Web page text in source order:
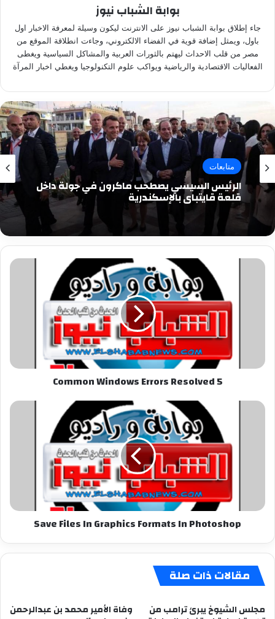
بوابة الشباب نيوز
جاء إطلاق بوابة الشباب نيوز على الانترنت ليكون وسيلة لمعرفة الاخبار اول
باول، ويمثل إضافة قوية في الفضاء الالكتروني، وجاءت انطلاقة الموقع من
مصر من قلب الاحداث ليهتم بالثورات العربية والمشاكل السياسية ويغطى
الفعاليات الاقتصادية والرياضية ويواكب علوم التكنولوجيا ويغطي اخبار المرآة
متابعات
الرئيس السيسي يصطحب ماكرون في جولة داخل
قلعة قايتباي بالإسكندرية
5
5 Common Windows Errors Resolved
Save
Graphics
Photoshop
Save Files In Graphics Formats In Photoshop
مقالات ذات صلة
مجلس الشيوخ يبرئ ترامب من وفاة الأمير محمد بن عبدالرحمن